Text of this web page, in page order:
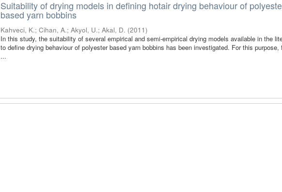
Suitability of drying models in defining hotair drying behaviour of
based yarn bobbins
Kahveci, K.;Cihan, A.;Akyol, U.;Akal, D. (2011)
In this study, the suitability of several empirical and semi-empirical drying models available in the
to define drying behaviour of polyester based yarn bobbins has been investigated. For this purpose,
...